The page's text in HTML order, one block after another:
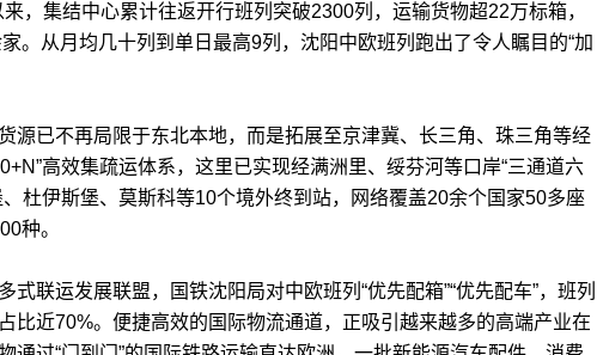
集结中心累计往返开行班列突破2300列，运输货物超22万标箱，
。从月均几十列到单日最高9列，沈阳中欧班列跑出了令人瞩目的“加
已不再局限于东北本地，而是拓展至京津冀、长三角、珠三角等经
高效集疏运体系，这里已实现经满洲里、绥芬河等口岸“三通道六
、杜伊斯堡、莫斯科等10个境外终到站，网络覆盖20余个国家50多座
种。
联运发展联盟，国铁沈阳局对中欧班列“优先配箱”“优先配车”，班列
比近70%。便捷高效的国际物流通道，正吸引越来越多的高端产业在